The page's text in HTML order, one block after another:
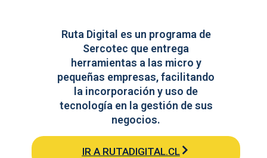
Ruta Digital es un programa de
Sercotec que entrega
herramientas a las micro y
pequeñas empresas, facilitando
la incorporación y uso de
tecnología en la gestión de sus
negocios.
IR A RUTADIGITAL.CL